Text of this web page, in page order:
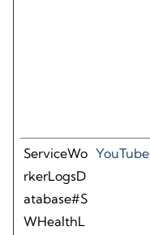
ServiceWo
rkerLogsD
atabase#S
WHealthL
YouTube